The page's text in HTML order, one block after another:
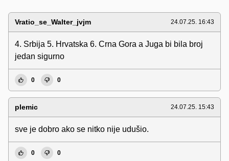
Vratio_se_Walter_jvjm 24.07.25. 16:43
4. Srbija 5. Hrvatska 6. Crna Gora a Juga bi bila broj
jedan sigurno
0 0
plemic 24.07.25. 15:43
sve je dobro ako se nitko nije udušio.
0 0